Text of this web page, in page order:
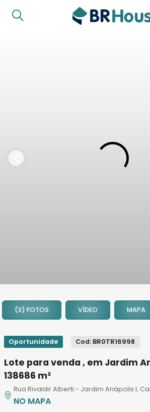
2
3
(3) FOTOS VÍDEO MAPA
Oportunidade Cod: BR0TR16998
Lote para venda , em Jardim
138686 m²
Rua Rivaldir Alberti - Jardim Anápolis I,
NO MAPA